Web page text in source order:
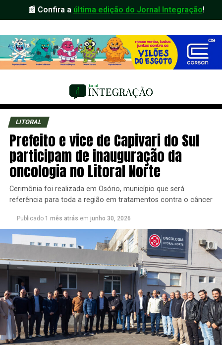
📰 Confira a última edição do Jornal Integração!
LITORAL
Prefeito e vice de Capivari do Sul
participam de inauguração da
oncologia no Litoral Norte
Cerimônia foi realizada em Osório, município que será
referência para toda a região em tratamentos contra o câncer
Publicado 1 mês atrás em junho 30, 2026